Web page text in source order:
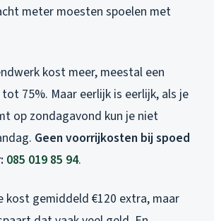
meter moesten spoelen met
kost meer, meestal een
75%. Maar eerlijk is eerlijk, als je
op zondagavond kun je niet
Geen voorrijkosten bij spoed
085 019 85 94.
kost gemiddeld €120 extra, maar